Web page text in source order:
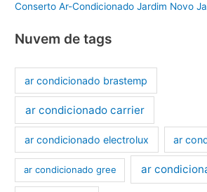
Conserto Ar-Condicionado Jardim Novo
Nuvem de tags
ar condicionado brastemp
ar condicionado carrier
ar condicionado electrolux ar
ar condicionado gree ar